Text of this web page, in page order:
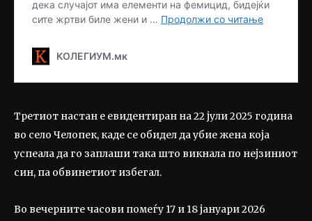
Третиот настан е евидентиран на 22 јули 2025 година
во село Челопек, каде се обидел да убие жена која
успеала да го заплаши така што викнала по нејзиниот
син, па обвинетиот избегал.
Во вечерните часови помеѓу 17 и 18 јануари 2026